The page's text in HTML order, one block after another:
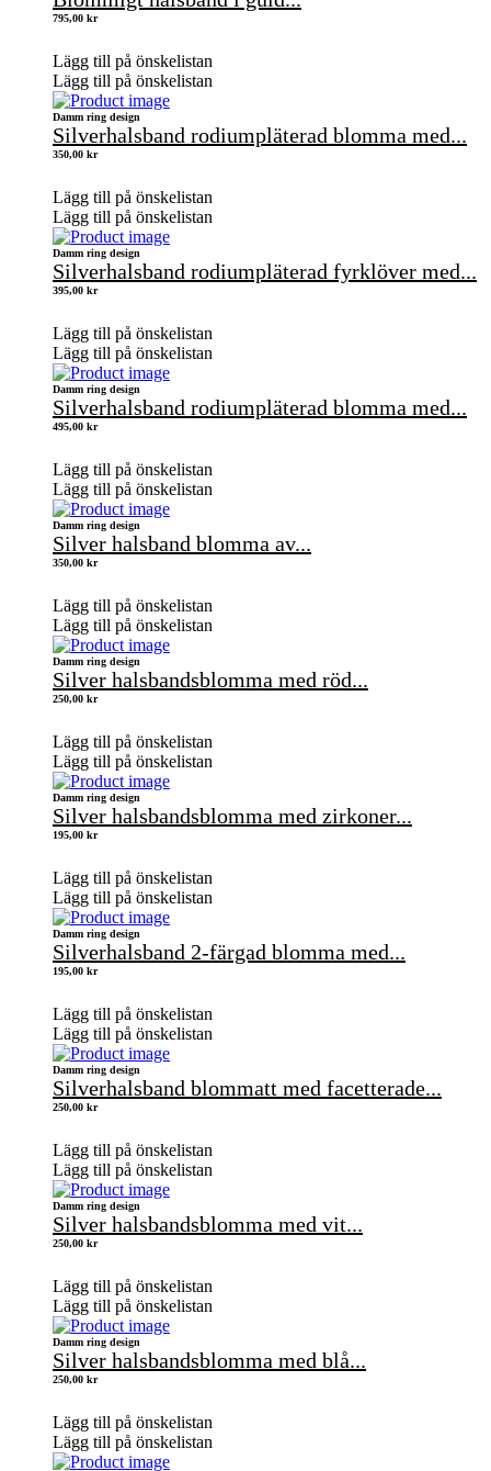
795,00 kr
Lägg till på önskelistan
Lägg till på önskelistan
Damm ring design
Silverhalsband rodiumpläterad blomma med...
350,00 kr
Lägg till på önskelistan
Lägg till på önskelistan
Damm ring design
Silverhalsband rodiumpläterad fyrklöver med...
395,00 kr
Lägg till på önskelistan
Lägg till på önskelistan
Damm ring design
Silverhalsband rodiumpläterad blomma med...
495,00 kr
Lägg till på önskelistan
Lägg till på önskelistan
Damm ring design
Silver halsband blomma av...
350,00 kr
Lägg till på önskelistan
Lägg till på önskelistan
Damm ring design
Silver halsbandsblomma med röd...
250,00 kr
Lägg till på önskelistan
Lägg till på önskelistan
Damm ring design
Silver halsbandsblomma med zirkoner...
195,00 kr
Lägg till på önskelistan
Lägg till på önskelistan
Damm ring design
Silverhalsband 2-färgad blomma med...
195,00 kr
Lägg till på önskelistan
Lägg till på önskelistan
Damm ring design
Silverhalsband blommatt med facetterade...
250,00 kr
Lägg till på önskelistan
Lägg till på önskelistan
Damm ring design
Silver halsbandsblomma med vit...
250,00 kr
Lägg till på önskelistan
Lägg till på önskelistan
Damm ring design
Silver halsbandsblomma med blå...
250,00 kr
Lägg till på önskelistan
Lägg till på önskelistan